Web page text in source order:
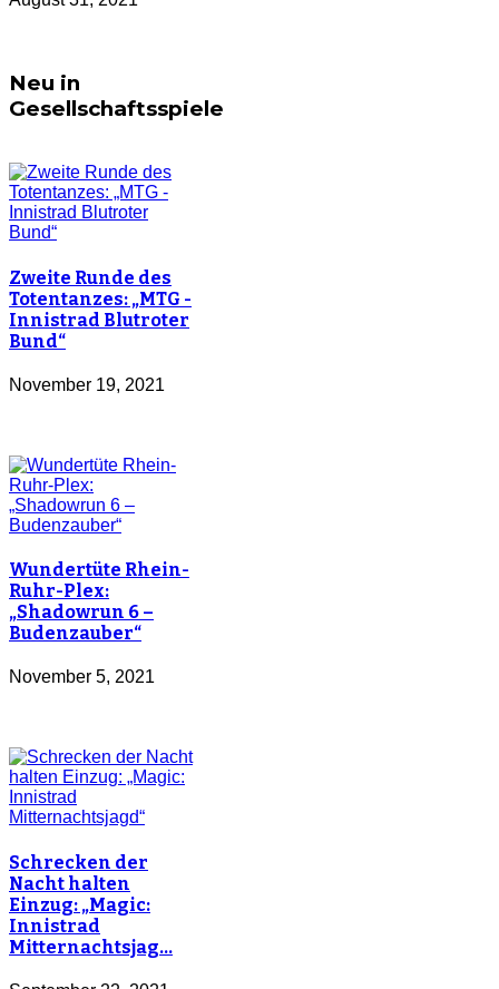
Neu in
Gesellschaftsspiele
Zweite Runde des
Totentanzes: „MTG -
Innistrad Blutroter
Bund“
November 19, 2021
Wundertüte Rhein-
Ruhr-Plex:
„Shadowrun 6 –
Budenzauber“
November 5, 2021
Schrecken der
Nacht halten
Einzug: „Magic:
Innistrad
Mitternachtsjag…